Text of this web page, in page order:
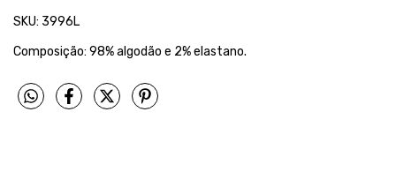
SKU: 3996L
Composição: 98% algodão e 2% elastano.